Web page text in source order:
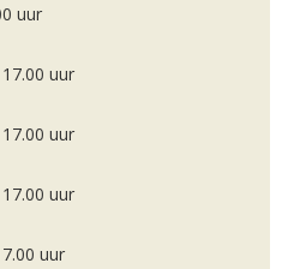
uur
uur
uur
uur
uur